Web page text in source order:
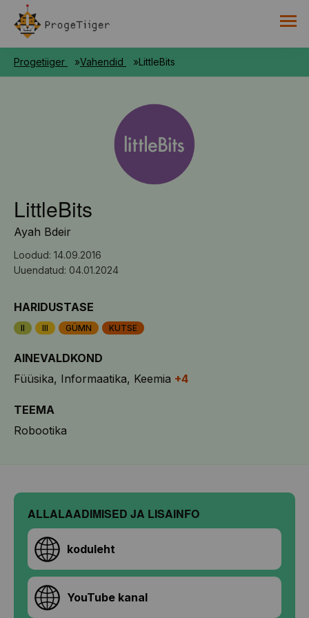
RAAMAT
Progetiiger Vahendid LittleBits
LittleBits
Ayah Bdeir
Loodud: 14.09.2016
Uuendatud: 04.01.2024
HARIDUSTASE
II III GÜMN KUTSE
AINEVALDKOND
Füüsika Informaatika Keemia +4
TEEMA
Robootika
ALLALAADIMISED JA LISAINFO
koduleht
YouTube kanal